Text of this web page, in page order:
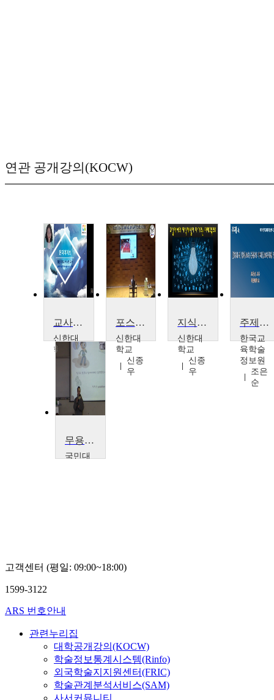
연관 공개강의(KOCW)
교사 관리형 온라인 학습 시스템인 온더라이브 활용법
신한대
학교
신종
포스트코로나 및 미래사회 대비 교육혁신 방안 워크숍
신한대
학교
신종
우
지식정보화 시대, 수업공개 뒤따라야 교육혁신 가능하다
신한대
학교
신종
우
주제 4. 국내·외 원격교육 동향과 디지털 교육혁신 방안
한국교
육학술
정보원
조은
순
무용교수학습방법
국민대
고객센터 (평일: 09:00~18:00)
1599-3122
ARS 번호안내
관련누리집
대학공개강의(KOCW)
학술정보통계시스템(Rinfo)
외국학술지지원센터(FRIC)
학술관계분석서비스(SAM)